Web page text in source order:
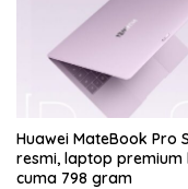
Huawei MateBook Pro S
resmi, laptop
cuma 798 gram